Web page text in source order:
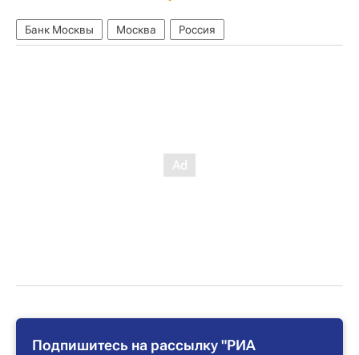
Банк Москвы Москва Россия
Подпишитесь на рассылку "РИА